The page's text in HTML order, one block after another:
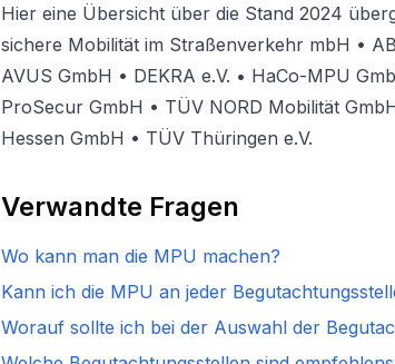
Hier eine Übersicht über die Stand 2024
sichere Mobilität im Straßenverkehr mbH •
AVUS GmbH • DEKRA e.V. • HaCo-MPU
ProSecur GmbH • TÜV NORD Mobilität
Hessen GmbH • TÜV Thüringen e.V.
Verwandte Fragen
Wo kann man die MPU machen?
Kann ich die MPU an jeder
Worauf sollte ich bei der Auswahl der